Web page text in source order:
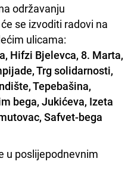
održavanju
se izvoditi radovi na
ulicama:
Hifzi Bjelevca, 8. Marta,
Trg solidarnosti,
Tepebašina,
bega, Jukićeva, Izeta
Safvet-bega
u poslijepodnevnim